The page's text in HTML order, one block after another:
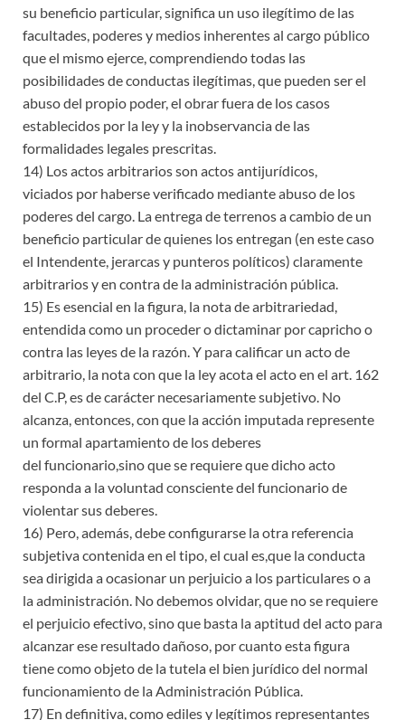
su beneficio particular, significa un uso ilegítimo de las
facultades, poderes y medios inherentes al cargo público
que el mismo ejerce, comprendiendo todas las
posibilidades de conductas ilegítimas, que pueden ser el
abuso del propio poder, el obrar fuera de los casos
establecidos por la ley y la inobservancia de las
formalidades legales prescritas.
14) Los actos arbitrarios son actos antijurídicos,
viciados por haberse verificado mediante abuso de los
poderes del cargo. La entrega de terrenos a cambio de un
beneficio particular de quienes los entregan (en este caso
el Intendente, jerarcas y punteros políticos) claramente
arbitrarios y en contra de la administración pública.
15) Es esencial en la figura, la nota de arbitrariedad,
entendida como un proceder o dictaminar por capricho o
contra las leyes de la razón. Y para calificar un acto de
arbitrario, la nota con que la ley acota el acto en el art. 162
del C.P, es de carácter necesariamente subjetivo. No
alcanza, entonces, con que la acción imputada represente
un formal apartamiento de los deberes
del funcionario,sino que se requiere que dicho acto
responda a la voluntad consciente del funcionario de
violentar sus deberes.
16) Pero, además, debe configurarse la otra referencia
subjetiva contenida en el tipo, el cual es,que la conducta
sea dirigida a ocasionar un perjuicio a los particulares o a
la administración. No debemos olvidar, que no se requiere
el perjuicio efectivo, sino que basta la aptitud del acto para
alcanzar ese resultado dañoso, por cuanto esta figura
tiene como objeto de la tutela el bien jurídico del normal
funcionamiento de la Administración Pública.
17) En definitiva, como ediles y legítimos representantes